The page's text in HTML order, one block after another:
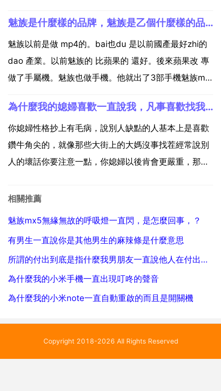
價策略是標準版2499元，高配版2799元，這又一次尷
尬了，慣性思維認為作為pro 5公升...
魅族是什麼樣的品牌，魅族是乙個什麼樣的品牌
魅族以前是做 mp4的。bai也du 是以前國產最好zhi的
dao 產業。以前魅族的 比蘋果的 還好。後來蘋果改 專
做了手屬機。魅族也做手機。他就出了3部手機魅族m8
才出一部手機。是比較用心的產商。機子也算是國產最
好的，htc除外。售後服務也...
為什麼我的媳婦喜歡一直說我，凡事喜歡找我的事，即使主要責任不是我，也會在我身上找出毛病，然後奚落
你媳婦性格抄上有毛病，說別人缺點的人基本上是喜歡
鑽牛角尖的，就像那些大街上的大媽沒事找茬經常說別
人的壞話你要注意一點，你媳婦以後肯會更嚴重，那個
常羅嗦，特別是30歲以後，到時候感情發生了破裂那就
相關推薦
魅族mx5無緣無故的呼吸燈一直閃，是怎麼回事，？
有男生一直說你是其他男生的麻辣條是什麼意思
所謂的付出到底是指什麼我男朋友一直說他人在付出，而我都不付出，這樣的感情還能維持多少
為什麼我的小米手機一直出現叮咚的聲音
為什麼我的小米note一直自動重啟的而且是開關機
Copyright 2018-2026 All Rights Reserved